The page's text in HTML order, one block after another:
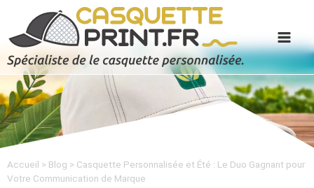
Accueil > Blog > Casquette Personnalisée et Été : Le Duo Gagnant pour
Votre Communication de Marque